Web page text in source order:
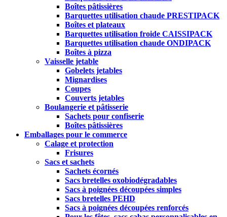
Boîtes pâtissières
Barquettes utilisation chaude PRESTIPACK
Boîtes et plateaux
Barquettes utilisation froide CAISSIPACK
Barquettes utilisation chaude ONDIPACK
Boîtes à pizza
Vaisselle jetable
Gobelets jetables
Mignardises
Coupes
Couverts jetables
Boulangerie et pâtisserie
Sachets pour confiserie
Boîtes pâtissières
Emballages pour le commerce
Calage et protection
Frisures
Sacs et sachets
Sachets écornés
Sacs bretelles oxobiodégradables
Sacs à poignées découpées simples
Sacs bretelles PEHD
Sacs à poignées découpées renforcés